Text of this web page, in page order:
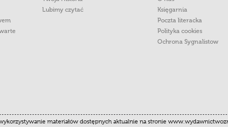
Lubimy czytać
Księgarnia
Poczta literacka
Polityka cookies
Ochrona Sygnalistow
materiałów dostępnych aktualnie na stronie